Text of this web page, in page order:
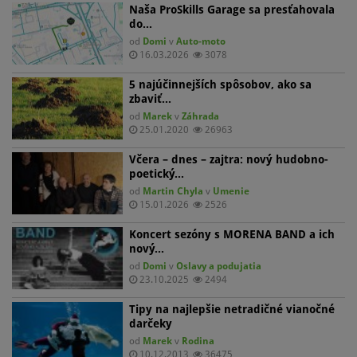
Naša ProSkills Garage sa presťahovala
do…
od Domi vAuto-moto
16.03.2026
3078
5 najúčinnejších spôsobov, ako sa
zbaviť…
od Marek vZáhrada
25.01.2020
26963
Včera – dnes – zajtra: nový hudobno-
poetický…
od Martin Chyla v Umenie
15.01.2026
2526
Koncert sezóny s MORENA BAND a ich
nový…
od Domi vOslavy a podujatia
23.10.2025
2494
Tipy na najlepšie netradičné vianočné
darčeky
od Marek v Rodina